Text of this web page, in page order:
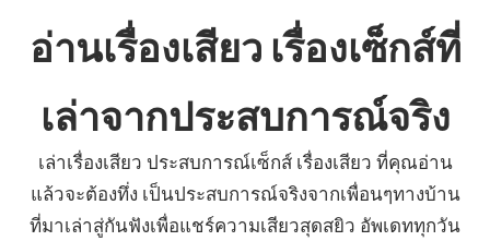
อ่านเรื่องเสียว เรื่องเซ็กส์ที่
เล่าจากประสบการณ์จริง
เล่าเรื่องเสียว ประสบการณ์เซ็กส์ เรื่องเสียว ที่คุณอ่าน
แล้วจะต้องทึ่ง เป็นประสบการณ์จริงจากเพื่อนๆทางบ้าน
ที่มาเล่าสู่กันฟังเพื่อแชร์ความเสียวสุดสยิว อัพเดททุกวัน